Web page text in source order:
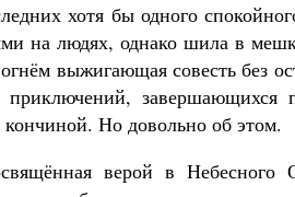
хотя бы одного
на людях, однако шила в
выжигающая совесть без
завершающихся
Но довольно об этом.
верой в Небесного